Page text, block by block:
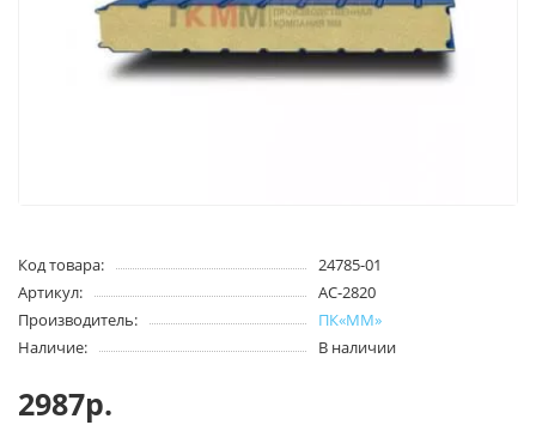
Код товара:
24785-01
Артикул:
АС-2820
Производитель:
ПК«ММ»
Наличие:
В наличии
2987р.